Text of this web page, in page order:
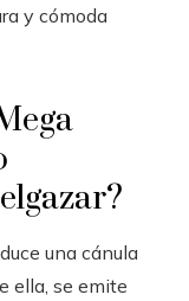
y cómoda
una cánula
ella, se emite